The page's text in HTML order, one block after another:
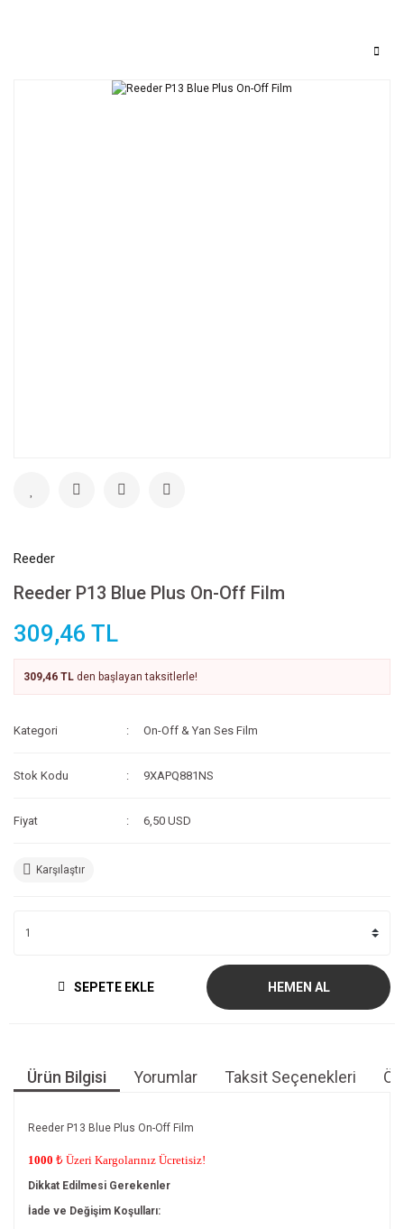
Reeder
Reeder P13 Blue Plus On-Off Film
309,46 TL
309,46 TL den başlayan taksitlerle!
Kategori On-Off & Yan Ses Film
Stok Kodu 9XAPQ881NS
Fiyat 6,50 USD
Karşılaştır
SEPETE EKLE HEMEN AL
Ürün Bilgisi Yorumlar Taksit Seçenekleri
Reeder P13 Blue Plus On-Off Film
1000 ₺ Üzeri Kargolarınız Ücretisiz!
Dikkat Edilmesi Gerekenler
İade ve Değişim Koşulları: